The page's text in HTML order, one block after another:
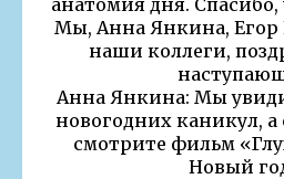
Мы, Анна Янкина, Егор
наши коллеги,
Анна Янкина: Мы
новогодних каникул, а
смотрите фильм
Новый